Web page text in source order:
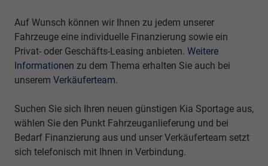
Auf Wunsch können wir Ihnen zu jedem unserer
Fahrzeuge eine individuelle Finanzierung sowie ein
Privat- oder Geschäfts-Leasing anbieten. Weitere
Informationen zu dem Thema erhalten Sie auch bei
unserem Verkäuferteam.
Suchen Sie sich Ihren neuen günstigen Kia Sportage aus,
wählen Sie den Punkt Fahrzeuganlieferung und bei
Bedarf Finanzierung aus und unser Verkäuferteam setzt
sich telefonisch mit Ihnen in Verbindung.